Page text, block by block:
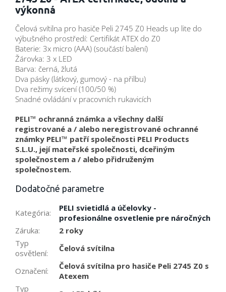
výkonná
Čelová svítilna pro hasiče Peli 2745 Z0 Heads up lite do
výbušného prostředí: Certifikát ATEX do Z0
Baterie: 3x micro (AAA) (součástí balení)
Žárovka: 3 x LED
Barva: černá, žlutá
Dva pásky (látkový, gumový - na přilbu)
Dva režimy svícení (100/50 %)
Snadné ovládání v pracovních rukavicích
PELI™ ochranná známka a všechny další
registrované a / alebo neregistrované ochranné
známky PELI™ patří společnosti PELI Products
S.L.U., její mateřské společnosti, dceřiným
společnostem a / alebo přidruženým
společnostem.
Dodatočné parametre
Kategória:
PELI svietidlá a účelovky -
profesionálne osvetlenie pre náročných
Záruka:
2 roky
Typ
osvětlení: Čelová svítilna
Označení:
Čelová svítilna pro hasiče Peli 2745 Z0 s
Atexem
Typ